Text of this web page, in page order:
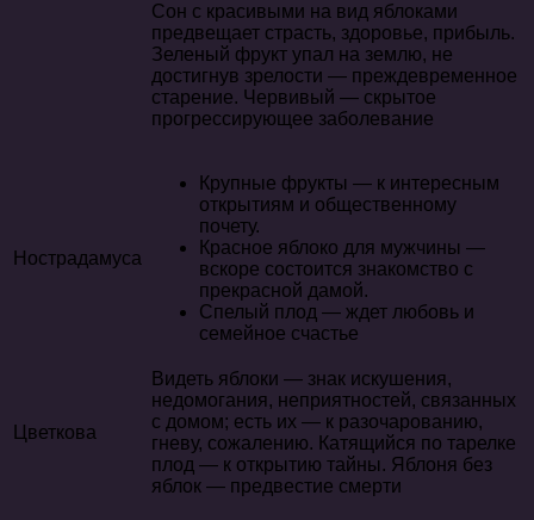
Сон с красивыми на вид яблоками
предвещает страсть, здоровье, прибыль.
Зеленый фрукт упал на землю, не
достигнув зрелости — преждевременное
старение. Червивый — скрытое
прогрессирующее заболевание
Нострадамуса
Крупные фрукты — к интересным
открытиям и общественному
почету.
Красное яблоко для мужчины —
вскоре состоится знакомство с
прекрасной дамой.
Спелый плод — ждет любовь и
семейное счастье
Цветкова
Видеть яблоки — знак искушения,
недомогания, неприятностей, связанных
с домом; есть их — к разочарованию,
гневу, сожалению. Катящийся по тарелке
плод — к открытию тайны. Яблоня без
яблок — предвестие смерти